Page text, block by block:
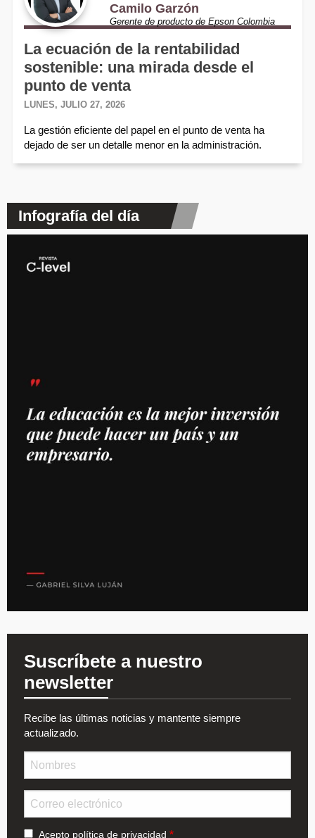
Camilo Garzón
Gerente de producto de Epson Colombia
La ecuación de la rentabilidad
sostenible: una mirada desde el
punto de venta
LUNES, JULIO 27, 2026
La gestión eficiente del papel en el punto de venta ha
dejado de ser un detalle menor en la administración.
Infografía del día
Suscríbete a nuestro
newsletter
Recibe las últimas noticias y mantente siempre
actualizado.
Acepto política de privacidad